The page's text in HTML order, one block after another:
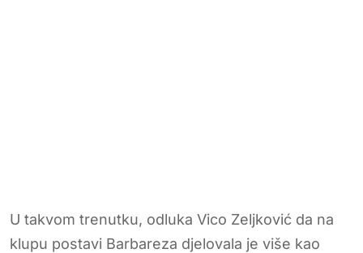
U takvom trenutku, odluka Vico Zeljković da na
klupu postavi Barbareza djelovala je više kao